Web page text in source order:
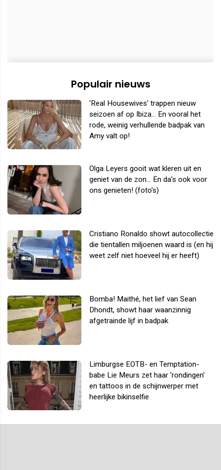
Populair nieuws
'Real Housewives' trappen nieuw
seizoen af op Ibiza... En vooral het
rode, weinig verhullende badpak van
Amy valt op!
Olga Leyers gooit wat kleren uit en
geniet van de zon... En da's ook voor
ons genieten! (foto's)
Cristiano Ronaldo showt autocollectie
die tientallen miljoenen waard is (en hij
weet zelf niet hoeveel hij er heeft)
Bomba! Maithé, het lief van Sean
Dhondt, showt haar waanzinnig
afgetrainde lijf in badpak
Limburgse EOTB- en Temptation-
babe Lie Meurs zet haar 'rondingen'
en tattoos in de schijnwerper met
heerlijke bikinselfie